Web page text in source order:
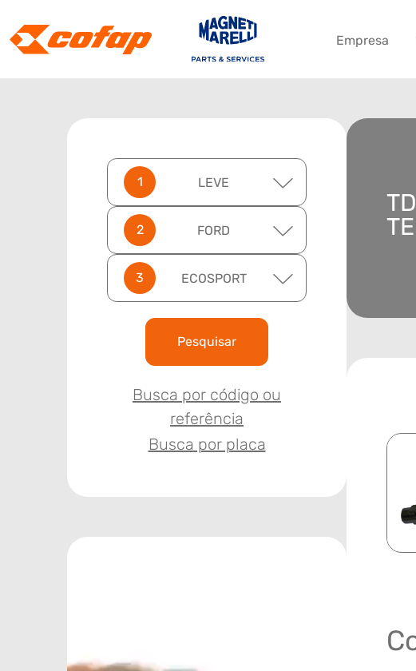
Empresa
LEVE
FORD
ECOSPORT
Pesquisar
Busca por código ou
referência
Busca por placa